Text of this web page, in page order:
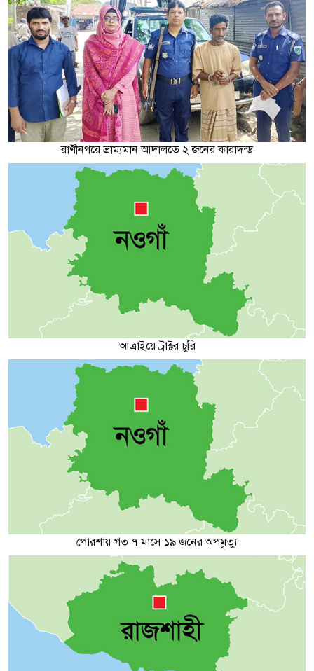
রাণীনগরে ভ্রাম্যমান আদালতে ২ জনের কারাদন্ড
আত্রাইয়ে ট্রাক্টর চুরি
পোরশায় গত ৭ মাসে ১৯ জনের অপমৃত্যু